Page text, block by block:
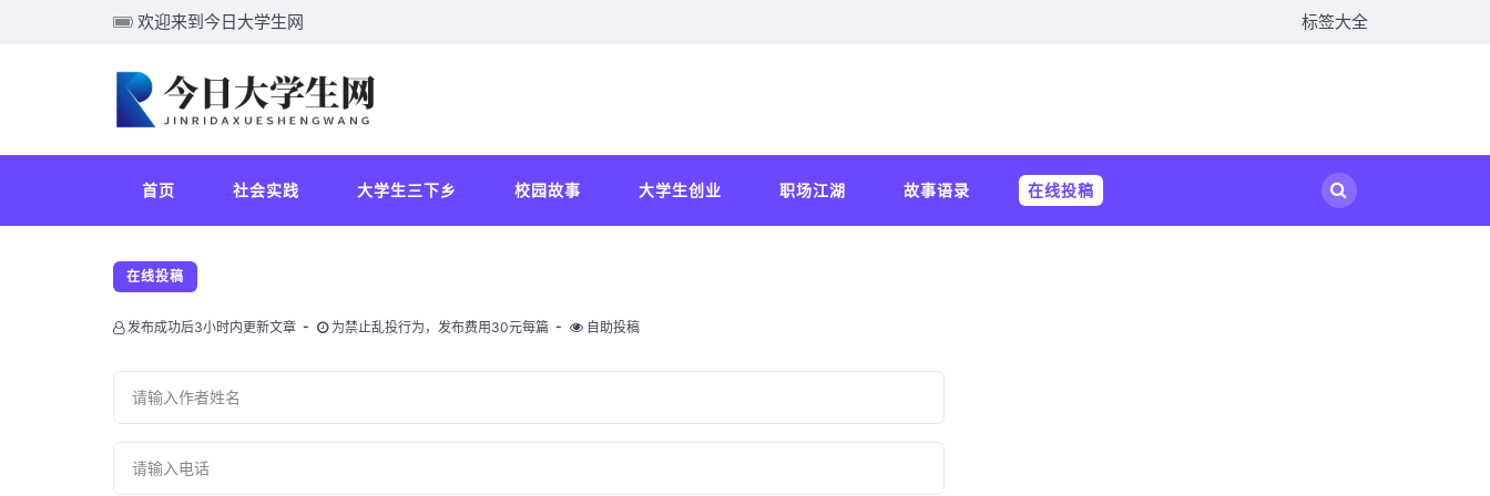
欢迎来到今日大学生网 标签大全
首页 社会实践 大学生三下乡 校园故事 大学生创业 职场江湖 故事语录 在线投稿
在线投稿
发布成功后3小时内更新文章 为禁止乱投行为，发布费用30元每篇 自助投稿